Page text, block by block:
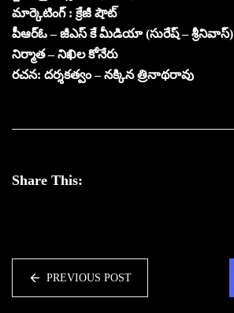
మార్కెటింగ్ : క్రేజీ షౌట్
పీఆర్ఓ – జీఎస్ కే మీడియా (సురేష్ – శ్రీనివాస్)
నిర్మాత – నిఖిల కోనేరు
రచన: దర్శకత్వం – నక్కిన త్రినాథరావు
Share This:
PREVIOUS POST